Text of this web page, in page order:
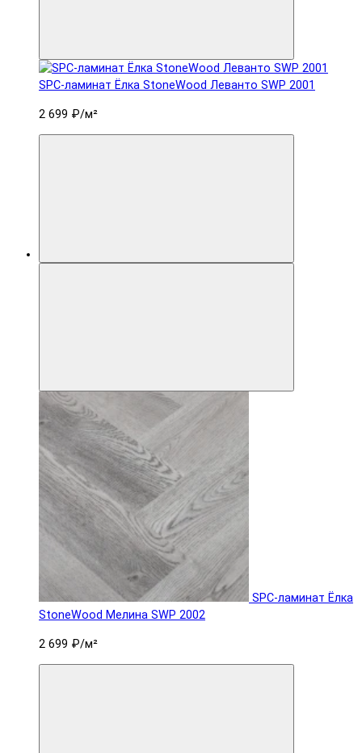
SPC-ламинат Ëлка StoneWood Леванто SWP 2001
2 699 ₽/м²
SPC-ламинат Ëлка
StoneWood Мелина SWP 2002
2 699 ₽/м²